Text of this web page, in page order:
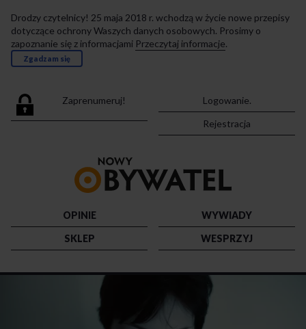
Drodzy czytelnicy! 25 maja 2018 r. wchodzą w życie nowe przepisy
dotyczące ochrony Waszych danych osobowych. Prosimy o
zapoznanie się z informacjami Przeczytaj informacje.
Zgadzam się
Zaprenumeruj!
Logowanie.
Rejestracja
strony
OPINIE
WYWIADY
SKLEP
WESPRZYJ